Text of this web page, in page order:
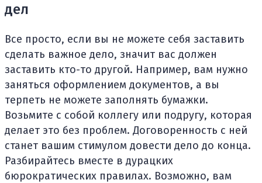
дел
Все просто, если вы не можете себя заставить
сделать важное дело, значит вас должен
заставить кто-то другой. Например, вам нужно
заняться оформлением документов, а вы
терпеть не можете заполнять бумажки.
Возьмите с собой коллегу или подругу, которая
делает это без проблем. Договоренность с ней
станет вашим стимулом довести дело до конца.
Разбирайтесь вместе в дурацких
бюрократических правилах. Возможно, вам